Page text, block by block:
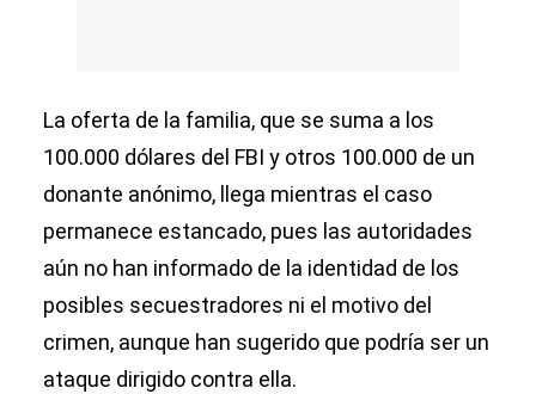
La oferta de la familia, que se suma a los
100.000 dólares del FBI y otros 100.000 de un
donante anónimo, llega mientras el caso
permanece estancado, pues las autoridades
aún no han informado de la identidad de los
posibles secuestradores ni el motivo del
crimen, aunque han sugerido que podría ser un
ataque dirigido contra ella.